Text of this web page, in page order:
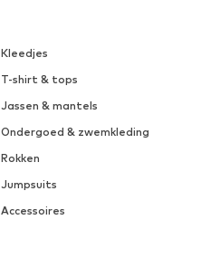
Kleedjes
T-shirt & tops
Jassen & mantels
Ondergoed & zwemkleding
Rokken
Jumpsuits
Accessoires